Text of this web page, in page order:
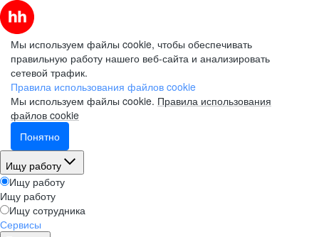
Мы используем файлы cookie, чтобы обеспечивать
правильную работу нашего веб-сайта и анализировать
сетевой трафик.
Правила использования файлов cookie
Мы используем файлы cookie. Правила использования
файлов cookie
Понятно
Ищу работу
Ищу работу
Ищу работу
Ищу сотрудника
Сервисы